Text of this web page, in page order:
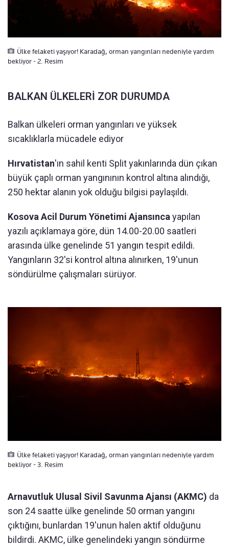
Ülke felaketi yaşıyor! Karadağ, orman yangınları nedeniyle yardım
bekliyor - 2. Resim
BALKAN ÜLKELERİ ZOR DURUMDA
Balkan ülkeleri orman yangınları ve yüksek
sıcaklıklarla mücadele ediyor
Hırvatistan'ın sahil kenti Split yakınlarında dün çıkan
büyük çaplı orman yangınının kontrol altına alındığı,
250 hektar alanın yok olduğu bilgisi paylaşıldı.
Kosova Acil Durum Yönetimi Ajansınca yapılan
yazılı açıklamaya göre, dün 14.00-20.00 saatleri
arasında ülke genelinde 51 yangın tespit edildi.
Yangınların 32'si kontrol altına alınırken, 19'unun
söndürülme çalışmaları sürüyor.
Ülke felaketi yaşıyor! Karadağ, orman yangınları nedeniyle yardım
bekliyor - 3. Resim
Arnavutluk Ulusal Sivil Savunma Ajansı (AKMC) da
son 24 saatte ülke genelinde 50 orman yangını
çıktığını, bunlardan 19'unun halen aktif olduğunu
bildirdi. AKMC, ülke genelindeki yangın söndürme